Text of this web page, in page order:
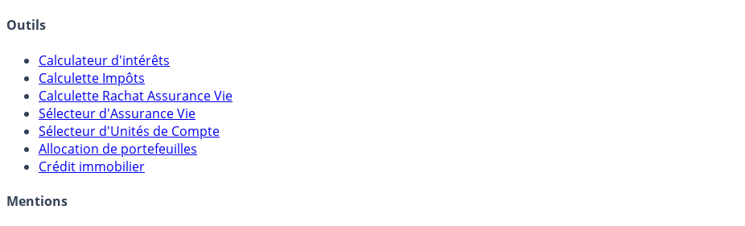
Outils
Calculateur d'intérêts
Calculette Impôts
Calculette Rachat Assurance Vie
Sélecteur d'Assurance Vie
Sélecteur d'Unités de Compte
Allocation de portefeuilles
Crédit immobilier
Mentions